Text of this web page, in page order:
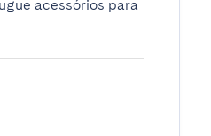
acessórios para